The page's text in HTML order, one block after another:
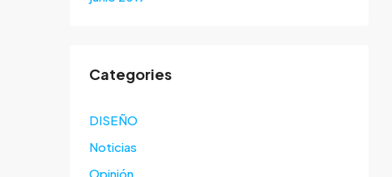
Categories
DISEÑO
Noticias
Opinión